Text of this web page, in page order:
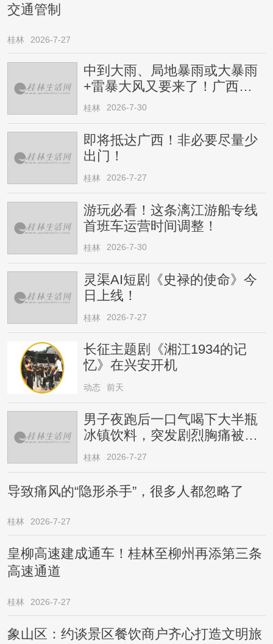
交通管制
桂林 2026-7-27
中到大雨、局地暴雨或大暴雨
+雷暴大风又要来了！广西人
请注意
桂林 2026-7-30
即将抵达广西！非必要尽量少
出门！
桂林 2026-7-27
游玩必看！这条漓江游船专线
首班车运营时间调整！
桂林 2026-7-30
灵渠AI短剧《史禄的使命》今
日上线！
桂林 2026-7-27
长征主题剧《湘江1934的记
忆》在兴安开机
动态 前天
男子夜跑后一口气喝下大半瓶
冰镇饮料，突发剧烈胸痛被送
医！医生提醒→
桂林 2026-7-27
导致痛风的“隐形杀手”，很多人都忽略了
桂林 2026-7-27
皇柳高速建成通车！桂林至柳州再添第三条
高速通道
桂林 2026-7-27
象山区：约谈景区餐饮商户齐心打造文明旅